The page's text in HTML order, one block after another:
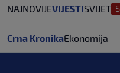
NAJNOVIJEVIJESTISVIJET
Crna KronikaEkonomija